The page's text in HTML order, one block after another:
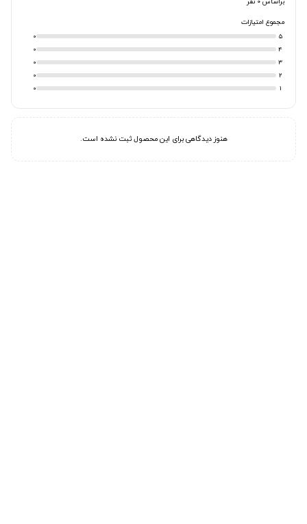
مجموع امتیازات
5
0
4
0
3
0
2
0
1
0
هنوز دیدگاهی برای این محصول ثبت نشده است.